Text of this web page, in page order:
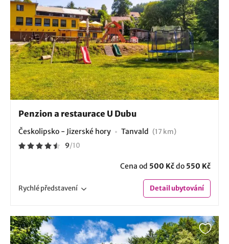
Penzion a restaurace U Dubu
Českolipsko - Jizerské hory Tanvald (17 km)
9/10
Cena od 500 Kčdo 550 Kč
Rychlépředstavení Detailubytování